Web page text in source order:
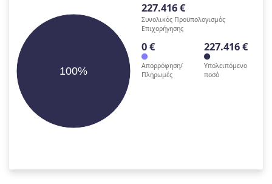
100%
227.416 €
Συνολικός Προϋπολογισμός
Επιχορήγησης
0 €
Απορρόφηση/
Πληρωμές
227.416 €
Υπολειπόμενο
ποσό